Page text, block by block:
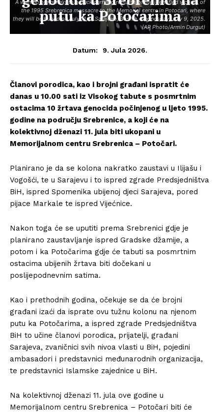
A women prays next to a truck carrying remains of the identified victims of
the 1995 Srebrenica massacre to the Memorial centre in Potocari, where
they will be buried on July 11, in Sarajevo, Bosnia, Wednesday, July 9, 2025.
(AP Photo/Armin Durgut)
putu ka Potočarima
Datum: 9. Jula 2026.
Članovi porodica, kao i brojni građani ispratit će
danas u 10.00 sati iz Visokog tabute s posmrtnim
ostacima 10 žrtava genocida počinjenog u ljeto 1995.
godine na području Srebrenice, a koji će na
kolektivnoj dženazi 11. jula biti ukopani u
Memorijalnom centru Srebrenica – Potočari.
Planirano je da se kolona nakratko zaustavi u Ilijašu i
Vogošći, te u Sarajevu i to ispred zgrade Predsjedništva
BiH, ispred Spomenika ubijenoj djeci Sarajeva, pored
pijace Markale te ispred Vijećnice.
Nakon toga će se uputiti prema Srebrenici gdje je
planirano zaustavljanje ispred Gradske džamije, a
potom i ka Potočarima gdje će tabuti sa posmrtnim
ostacima ubijenih žrtava biti dočekani u
poslijepodnevnim satima.
Kao i prethodnih godina, očekuje se da će brojni
građani izaći da isprate ovu tužnu kolonu na njenom
putu ka Potočarima, a ispred zgrade Predsjedništva
BiH to učine članovi porodica, prijatelji, građani
Sarajeva, zvaničnici svih nivoa vlasti u BiH, pojedini
ambasadori i predstavnici međunarodnih organizacija,
te predstavnici Islamske zajednice u BiH.
Na kolektivnoj dženazi 11. jula ove godine u
Memorijalnom centru Srebrenica – Potočari biti će